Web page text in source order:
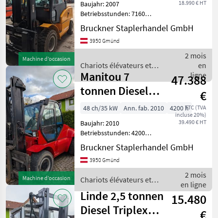
Machine d’occasion
18.990 € HT
Baujahr: 2007
Betriebsstunden: 7160
Hubkraft: 5000 kg Hubhöhe:
4300 mm Mast: Duplex
Antrieb: Diesel 5 tonnen
liefern Österreichwe
Bruckner Staplerhandel GmbH
3950 Gmünd
Chariots élévateurs et
techniques de stockage /
Jungheinrich
2 mois
en
ligne
Machine d’occasion
Manitou 7
tonnen Diesel
Duplex&
Seitenschieber,
47.388
€
TTC (TVA
incluse 20%)
39.490 € HT
48 ch/35 kW Ann. fab. 2010
4200 h
Baujahr: 2010
Betriebsstunden: 4200
Hubkraft: 7000 kg Mast:
Duplex Antrieb: Diesel 7
tonnen Diesel Duplex & SS,
Österreichweit! Verkauft
Bruckner Staplerhandel GmbH
3950 Gmünd
Chariots élévateurs et
techniques de stockage /
Manitou
2 mois
en ligne
Linde 2,5 tonnen
Diesel Triplex&
15.480